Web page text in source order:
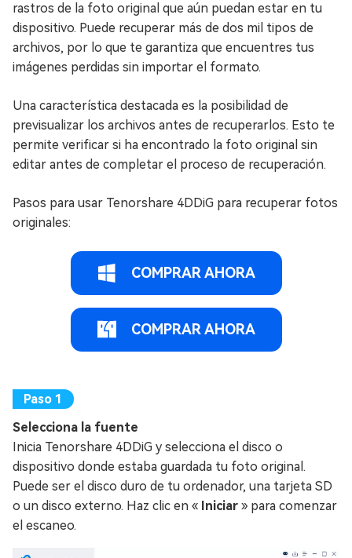
rastros de la foto original que aún puedan estar en tu
dispositivo. Puede recuperar más de dos mil tipos de
archivos, por lo que te garantiza que encuentres tus
imágenes perdidas sin importar el formato.
Una característica destacada es la posibilidad de
previsualizar los archivos antes de recuperarlos. Esto te
permite verificar si ha encontrado la foto original sin
editar antes de completar el proceso de recuperación.
Pasos para usar Tenorshare 4DDiG para recuperar fotos
originales:
COMPRAR AHORA
COMPRAR AHORA
Selecciona la fuente
Inicia Tenorshare 4DDiG y selecciona el disco o
dispositivo donde estaba guardada tu foto original.
Puede ser el disco duro de tu ordenador, una tarjeta SD
o un disco externo. Haz clic en « Iniciar » para comenzar
el escaneo.